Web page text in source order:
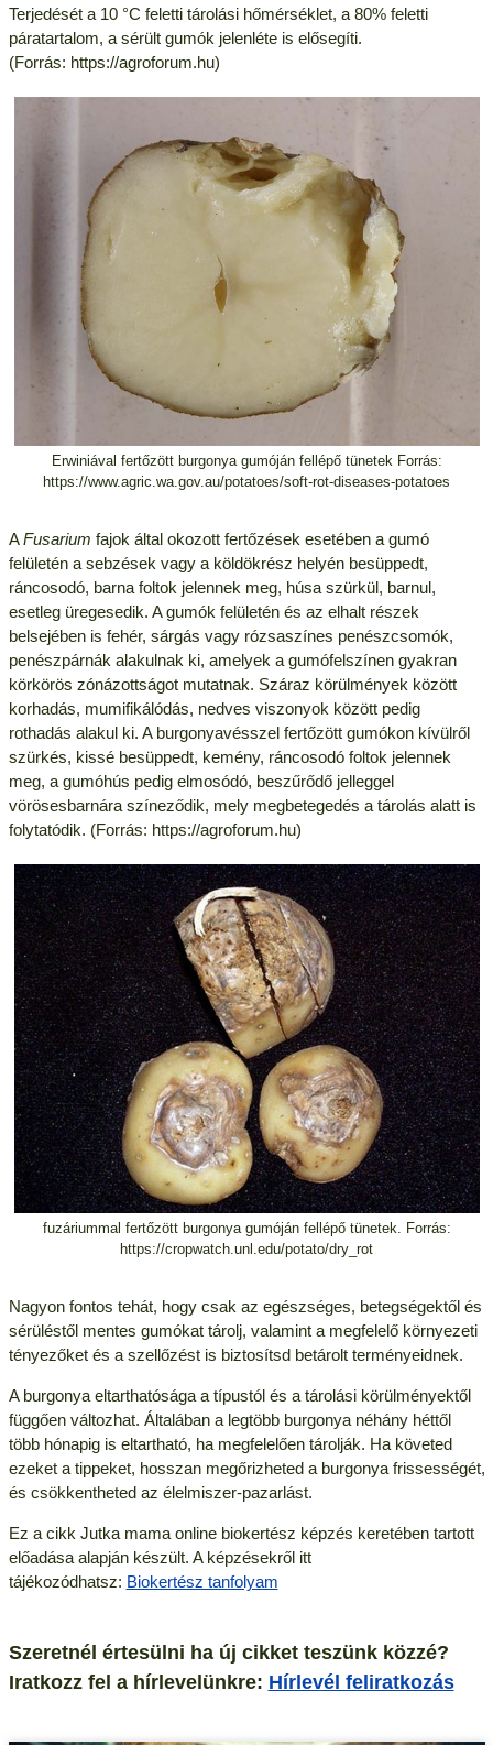
Terjedését a 10 °C feletti tárolási hőmérséklet, a 80% feletti
páratartalom, a sérült gumók jelenléte is elősegíti.
(Forrás: https://agroforum.hu)
Erwiniával fertőzött burgonya gumóján fellépő tünetek Forrás:
https://www.agric.wa.gov.au/potatoes/soft-rot-diseases-potatoes
AFusarium fajok által okozott fertőzések esetében a gumó
felületén a sebzések vagy a köldökrész helyén besüppedt,
ráncosodó, barna foltok jelennek meg, húsa szürkül, barnul,
esetleg üregesedik. A gumók felületén és az elhalt részek
belsejében is fehér, sárgás vagy rózsaszínes penészcsomók,
penészpárnák alakulnak ki, amelyek a gumófelszínen gyakran
körkörös zónázottságot mutatnak. Száraz körülmények között
korhadás, mumifikálódás, nedves viszonyok között pedig
rothadás alakul ki. A burgonyavésszel fertőzött gumókon kívülről
szürkés, kissé besüppedt, kemény, ráncosodó foltok jelennek
meg, a gumóhús pedig elmosódó, beszűrődő jelleggel
vörösesbarnára színeződik, mely megbetegedés a tárolás alatt is
folytatódik. (Forrás: https://agroforum.hu)
fuzáriummal fertőzött burgonya gumóján fellépő tünetek. Forrás:
https://cropwatch.unl.edu/potato/dry_rot
Nagyon fontos tehát, hogy csak az egészséges, betegségektől és
sérüléstől mentes gumókat tárolj, valamint a megfelelő környezeti
tényezőket és a szellőzést is biztosítsd betárolt terményeidnek.
A burgonya eltarthatósága a típustól és a tárolási körülményektől
függően változhat. Általában a legtöbb burgonya néhány héttől
több hónapig is eltartható, ha megfelelően tárolják. Ha követed
ezeket a tippeket, hosszan megőrizheted a burgonya frissességét,
és csökkentheted az élelmiszer-pazarlást.
Ez a cikk Jutka mama online biokertész képzés keretében tartott
előadása alapján készült. A képzésekről itt
tájékozódhatsz: Biokertész tanfolyam
Szeretnél értesülni ha új cikket teszünk közzé?
Iratkozz fel a hírlevelünkre: Hírlevél feliratkozás